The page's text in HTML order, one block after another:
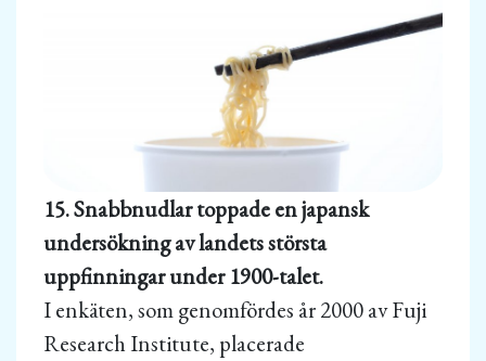
15. Snabbnudlar toppade en japansk
undersökning av landets största
uppfinningar under 1900-talet.
I enkäten, som genomfördes år 2000 av Fuji
Research Institute, placerade